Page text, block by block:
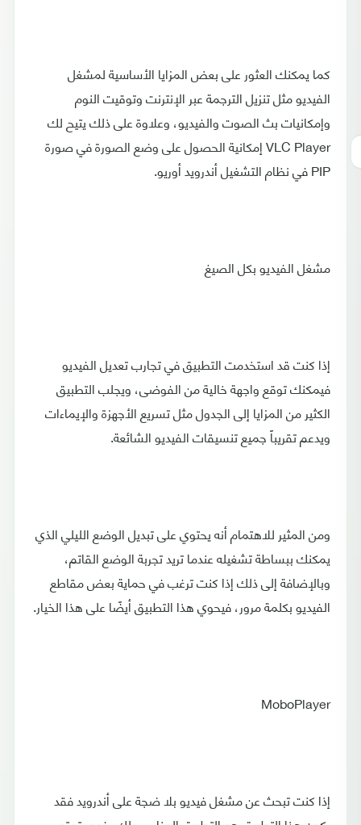
كما يمكنك العثور على بعض المزايا الأساسية لمشغل
الفيديو مثل تنزيل الترجمة عبر الإنترنت وتوقيت النوم
وإمكانيات بث الصوت والفيديو، وعلاوة على ذلك يتيح لك
VLC Player إمكانية الحصول على وضع الصورة في صورة
PIP في نظام التشغيل أندرويد أوريو.
مشغل الفيديو بكل الصيغ
إذا كنت قد استخدمت التطبيق في تجارب تعديل الفيديو
فيمكنك توقع واجهة خالية من الفوضى، ويجلب التطبيق
الكثير من المزايا إلى الجدول مثل تسريع الأجهزة والإيماءات
ويدعم تقريباً جميع تنسيقات الفيديو الشائعة.
ومن المثير للاهتمام أنه يحتوي على تبديل الوضع الليلي الذي
يمكنك ببساطة تشغيله عندما تريد تجربة الوضع القاتم،
وبالإضافة إلى ذلك إذا كنت ترغب في حماية بعض مقاطع
الفيديو بكلمة مرور، فيحوي هذا التطبيق أيضًا على هذا الخيار.
MoboPlayer
إذا كنت تبحث عن مشغل فيديو بلا ضجة على أندرويد فقد